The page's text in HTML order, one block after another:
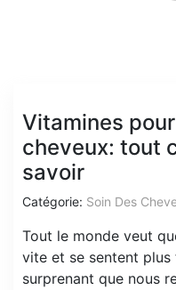
Vitamines
cheveux: tout
savoir
Catégorie: Soin Des
Tout le monde veut
vite et se sentent
surprenant que nous